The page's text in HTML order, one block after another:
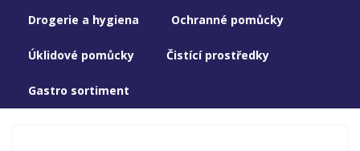
Drogerie a hygiena Ochranné pomůcky
Úklidové pomůcky Čistící prostředky
Gastro sortiment